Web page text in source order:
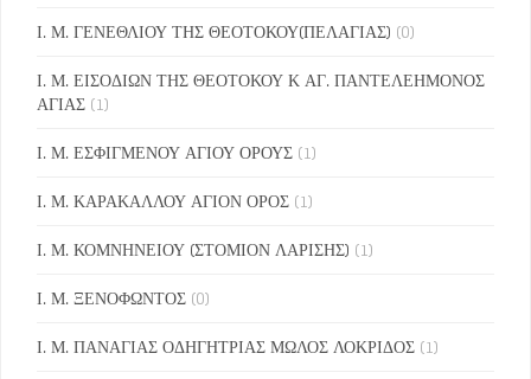
Ι. Μ. ΓΕΝΕΘΛΙΟΥ ΤΗΣ ΘΕΟΤΟΚΟΥ(ΠΕΛΑΓΙΑΣ) (0)
Ι. Μ. ΕΙΣΟΔΙΩΝ ΤΗΣ ΘΕΟΤΟΚΟΥ Κ ΑΓ. ΠΑΝΤΕΛΕΗΜΟΝΟΣ
ΑΓΙΑΣ (1)
Ι. Μ. ΕΣΦΙΓΜΕΝΟΥ ΑΓΙΟΥ ΟΡΟΥΣ (1)
Ι. Μ. ΚΑΡΑΚΑΛΛΟΥ ΑΓΙΟΝ ΟΡΟΣ (1)
Ι. Μ. ΚΟΜΝΗΝΕΙΟΥ (ΣΤΟΜΙΟΝ ΛΑΡΙΣΗΣ) (1)
Ι. Μ. ΞΕΝΟΦΩΝΤΟΣ (0)
Ι. Μ. ΠΑΝΑΓΙΑΣ ΟΔΗΓΗΤΡΙΑΣ ΜΩΛΟΣ ΛΟΚΡΙΔΟΣ (1)